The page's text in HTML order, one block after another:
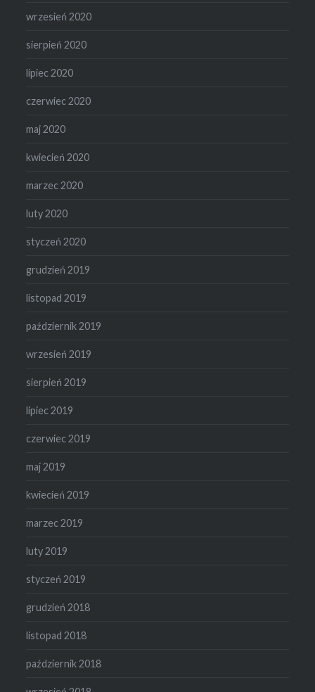
wrzesień 2020
sierpień 2020
lipiec 2020
czerwiec 2020
maj 2020
kwiecień 2020
marzec 2020
luty 2020
styczeń 2020
grudzień 2019
listopad 2019
październik 2019
wrzesień 2019
sierpień 2019
lipiec 2019
czerwiec 2019
maj 2019
kwiecień 2019
marzec 2019
luty 2019
styczeń 2019
grudzień 2018
listopad 2018
październik 2018